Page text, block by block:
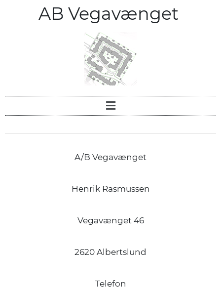
AB Vegavænget
A/B Vegavænget
Henrik Rasmussen
Vegavænget 46
2620 Albertslund
Telefon